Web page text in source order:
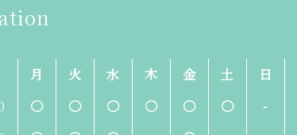
月 火 水 木 金 土
日
〇 〇 〇 〇 〇 〇
-